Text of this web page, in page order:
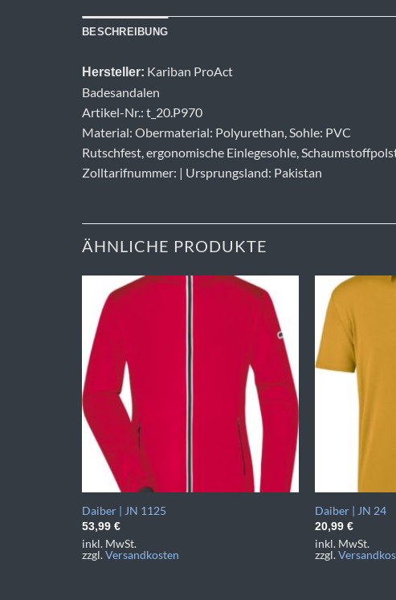
BESCHREIBUNG
Hersteller: Kariban ProAct
Badesandalen
Artikel-Nr.: t_20.P970
Material: Obermaterial: Polyurethan, Sohle: PVC
Rutschfest, ergonomische Einlegesohle,
Zolltarifnummer: | Ursprungsland: Pakistan
ÄHNLICHE PRODUKTE
Daiber | JN 1125
53,99 €
inkl. MwSt.
zzgl.Versandkosten
Daiber | JN 24
20,99 €
inkl. MwSt.
zzgl.